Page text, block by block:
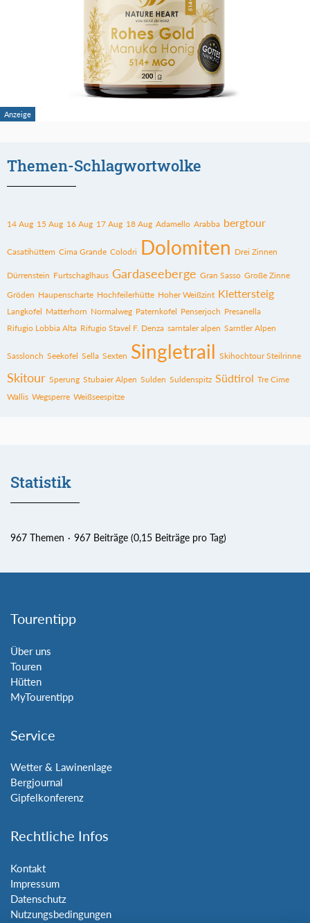
Themen-Schlagwortwolke
14 Aug 15 Aug 16 Aug 17 Aug 18 Aug Adamello Arabba bergtour
Casatihüttem Cima Grande Colodri Dolomiten Drei Zinnen
Dürrenstein Furtschaglhaus Gardaseeberge Gran Sasso Große Zinne
Gröden Haupenscharte Hochfeilerhütte Hoher Weißzint Klettersteig
Langkofel Matterhorn Normalweg Paternkofel Penserjoch Presanella
Rifugio Lobbia Alta Rifugio Stavel F. Denza sarntaler alpen Sarntler Alpen
Sasslonch Seekofel Sella Sexten Singletrail Skihochtour Steilrinne
Skitour Sperung Stubaier Alpen Sulden Suldenspitz Südtirol Tre Cime
Wallis Wegsperre Weißseespitze
Statistik
967 Themen 967 Beiträge (0,15 Beiträge pro Tag)
Tourentipp
Über uns
Touren
Hütten
MyTourentipp
Service
Wetter & Lawinenlage
Bergjournal
Gipfelkonferenz
Rechtliche Infos
Kontakt
Impressum
Datenschutz
Nutzungsbedingungen